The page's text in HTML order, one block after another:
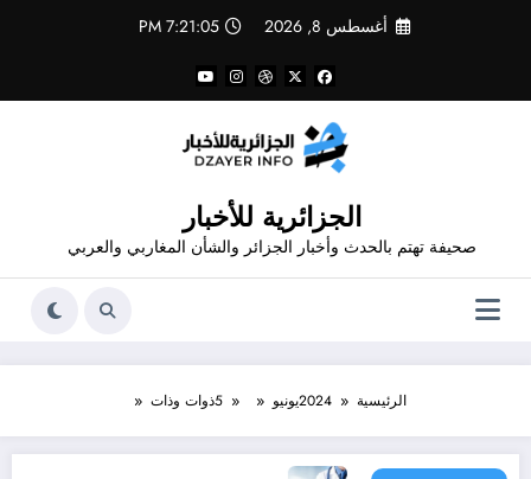
أغسطس 8, 2026 7:21:05 PM
الجزائرية للأخبار
صحيفة تهتم بالحدث وأخبار الجزائر والشأن المغاربي والعربي
الرئيسية 2024يونيو 5ذوات وذات